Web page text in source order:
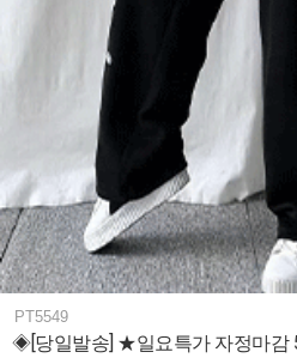
PT5549
◈[당일발송] ★일요특가 자정마감